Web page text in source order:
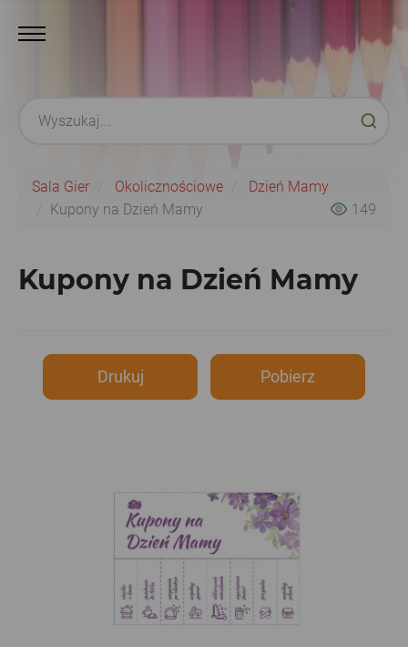
Sala Gier Okolicznościowe
Dzień Mamy
Kupony na Dzień Mamy
149
Kupony na Dzień Mamy
Drukuj Pobierz